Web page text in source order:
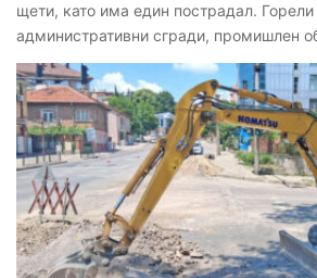
щети, като има един пострадал.
административни сгради, промишлен